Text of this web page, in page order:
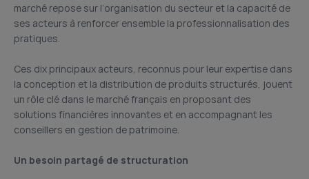
marché repose sur l’organisation du secteur et la capacité de
ses acteurs à renforcer ensemble la professionnalisation des
pratiques.
Ces dix principaux acteurs, reconnus pour leur expertise dans
la conception et la distribution de produits structurés, jouent
un rôle clé dans le marché français en proposant des
solutions financières innovantes et en accompagnant les
conseillers en gestion de patrimoine.
Un besoin partagé de structuration